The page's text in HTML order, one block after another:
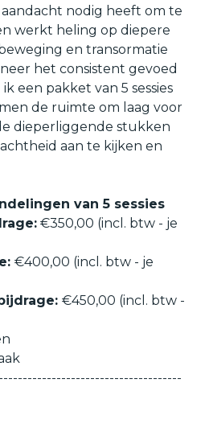
nodig heeft om te
werkt heling op diepere
en transormatie
het consistent gevoed
een pakket van 5 sessies
de ruimte om laag voor
dieperliggende stukken
aan te kijken en
van 5 sessies
€350,00 (incl. btw - je
€400,00 (incl. btw - je
€450,00 (incl. btw -